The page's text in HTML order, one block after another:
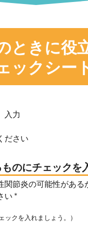
ときに役
ックシー
入力
ださい
のにチェックを
関節炎の可能性があ
い ＊
ックを入れましょう。）